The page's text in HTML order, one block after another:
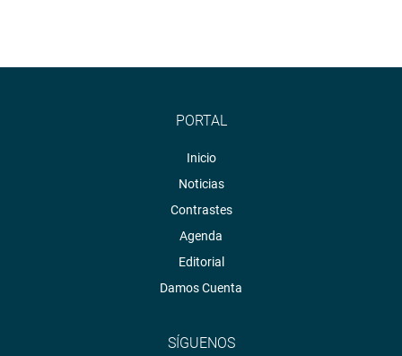
PORTAL
Inicio
Noticias
Contrastes
Agenda
Editorial
Damos Cuenta
SÍGUENOS